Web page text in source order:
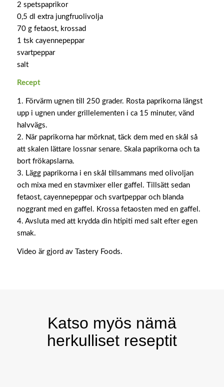
2 spetspaprikor
0,5 dl extra jungfruolivolja
70 g fetaost, krossad
1 tsk cayennepeppar
svartpeppar
salt
Recept
1. Förvärm ugnen till 250 grader. Rosta paprikorna längst
upp i ugnen under grillelementen i ca 15 minuter, vänd
halvvägs.
2. När paprikorna har mörknat, täck dem med en skål så
att skalen lättare lossnar senare. Skala paprikorna och ta
bort frökapslarna.
3. Lägg paprikorna i en skål tillsammans med olivoljan
och mixa med en stavmixer eller gaffel. Tillsätt sedan
fetaost, cayennepeppar och svartpeppar och blanda
noggrant med en gaffel. Krossa fetaosten med en gaffel.
4. Avsluta med att krydda din htipiti med salt efter egen
smak.
Video är gjord av Tastery Foods.
Katso myös nämä
herkulliset reseptit